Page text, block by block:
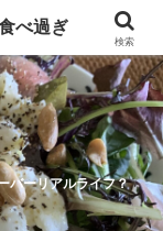
バーリアルライフ？
べ過ぎ
検索